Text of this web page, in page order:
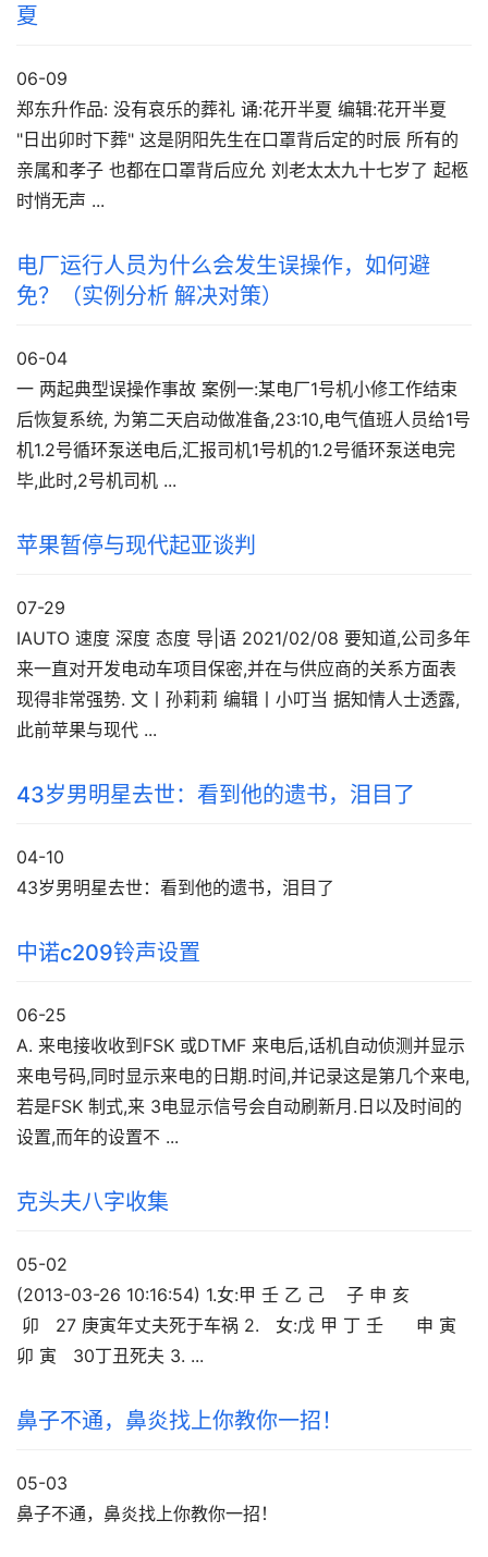
夏
06-09
郑东升作品: 没有哀乐的葬礼 诵:花开半夏 编辑:花开半夏
"日出卯时下葬" 这是阴阳先生在口罩背后定的时辰 所有的
亲属和孝子 也都在口罩背后应允 刘老太太九十七岁了 起柩
时悄无声 ...
电厂运行人员为什么会发生误操作，如何避
免？（实例分析 解决对策）
06-04
一 两起典型误操作事故 案例一:某电厂1号机小修工作结束
后恢复系统, 为第二天启动做准备,23:10,电气值班人员给1号
机1.2号循环泵送电后,汇报司机1号机的1.2号循环泵送电完
毕,此时,2号机司机 ...
苹果暂停与现代起亚谈判
07-29
IAUTO 速度 深度 态度 导|语 2021/02/08 要知道,公司多年
来一直对开发电动车项目保密,并在与供应商的关系方面表
现得非常强势. 文丨孙莉莉 编辑丨小叮当 据知情人士透露,
此前苹果与现代 ...
43岁男明星去世：看到他的遗书，泪目了
04-10
43岁男明星去世：看到他的遗书，泪目了
中诺c209铃声设置
06-25
A. 来电接收收到FSK 或DTMF 来电后,话机自动侦测并显示
来电号码,同时显示来电的日期.时间,并记录这是第几个来电,
若是FSK 制式,来 3电显示信号会自动刷新月.日以及时间的
设置,而年的设置不 ...
克头夫八字收集
05-02
(2013-03-26 10:16:54) 1.女:甲 壬 乙 己 子 申 亥
卯 27 庚寅年丈夫死于车祸 2. 女:戊 甲 丁 壬 申 寅
卯 寅 30丁丑死夫 3. ...
鼻子不通，鼻炎找上你教你一招！
05-03
鼻子不通，鼻炎找上你教你一招！